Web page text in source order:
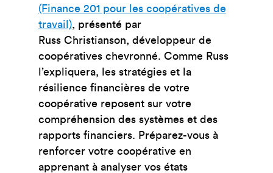
(Finance 201 pour les coopératives de
travail), présenté par
Russ Christianson, développeur de
coopératives chevronné. Comme Russ
l’expliquera,
les stratégies et la
résilience financières de votre
coopérative reposent sur votre
compréhension des systèmes et des
rapports financiers. Préparez-vous à
renforcer votre coopérative en
apprenant à analyser vos états